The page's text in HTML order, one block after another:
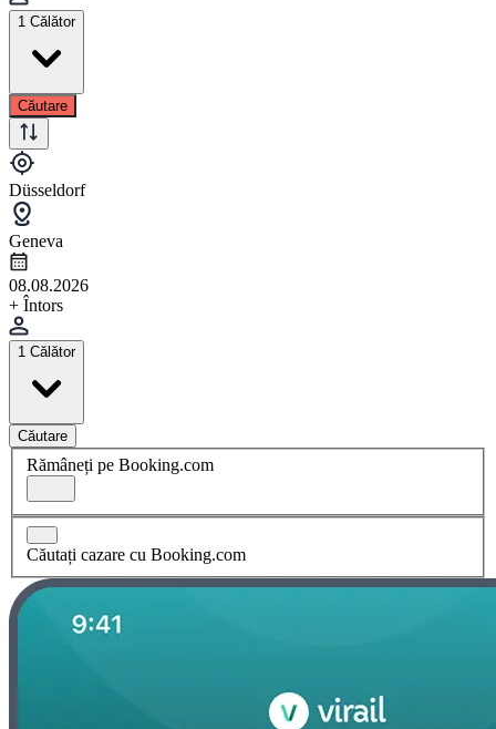
1 Călător
Căutare
Düsseldorf
Geneva
08.08.2026
+ Întors
1 Călător
Căutare
Rămâneți pe Booking.com
Căutați cazare cu Booking.com